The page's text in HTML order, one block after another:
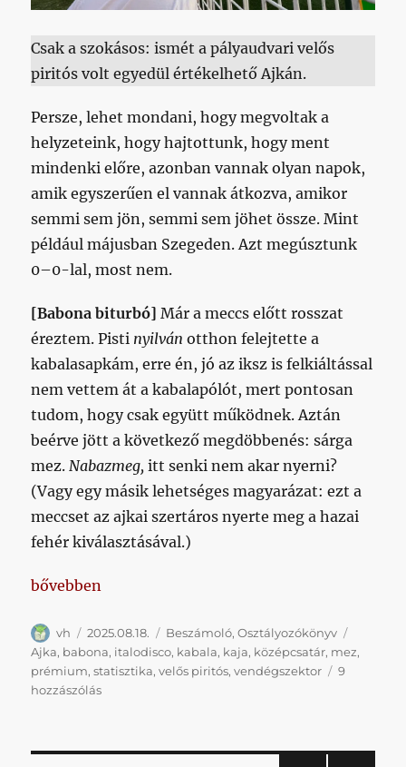
Csak a szokásos: ismét a pályaudvari velős
piritós volt egyedül értékelhető Ajkán.
Persze, lehet mondani, hogy megvoltak a
helyzeteink, hogy hajtottunk, hogy ment
mindenki előre, azonban vannak olyan napok,
amik egyszerűen el vannak átkozva, amikor
semmi sem jön, semmi sem jöhet össze. Mint
például májusban Szegeden. Azt megúsztunk
0–0-lal, most nem.
[Babona biturbó]Már a meccs előtt rosszat
éreztem. Pisti nyilvánotthon felejtette a
kabalasapkám, erre én, jó az iksz is felkiáltással
nem vettem át a kabalapólót, mert pontosan
tudom, hogy csak együtt működnek. Aztán
beérve jött a következő megdöbbenés: sárga
mez.Nabazmeg, itt senki nem akar nyerni?
(Vagy egy másik lehetséges magyarázat: ezt a
meccset az ajkai szertáros nyerte meg a hazai
fehér kiválasztásával.)
„Amikor a babona és a statisztika is ellened
bővebben
Szerző
vh Közzétéve
2025.08.18. Kategória
Beszámoló,Osztályozókönyv
Ajka, babona, italodisco, kabala, kaja, középcsatár, mez,
prémium,statisztika,velős piritós,vendégszektor
9
hozzászólásAmikor